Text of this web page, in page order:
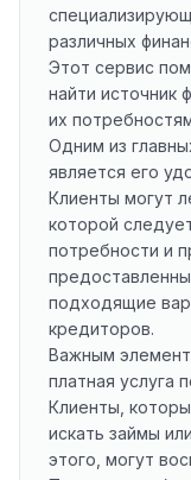
различных
Этот сервис
найти источник
их
Одним из
является его
Клиенты могут
которой
потребности и
подходящие
кредиторов.
Важным
платная услуга
Клиенты,
искать займы
этого, могут